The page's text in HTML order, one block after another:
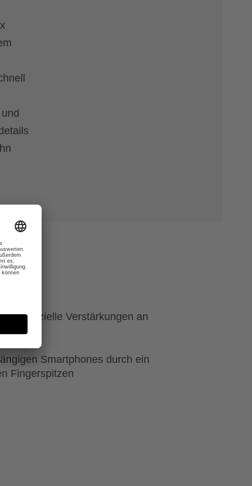
spezielle Verstärkungen an
Smartphones durch ein
Fingerspitzen